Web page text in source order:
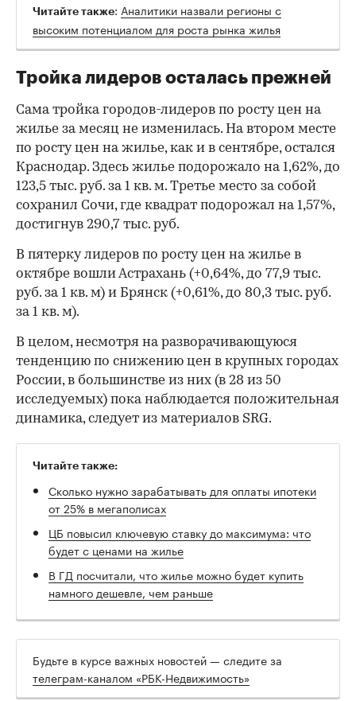
Читайте также: Аналитики назвали регионы с
высоким потенциалом для роста рынка жилья
Тройка лидеров осталась прежней
Сама тройка городов-лидеров по росту цен на
жилье за месяц не изменилась. На втором месте
по росту цен на жилье, как и в сентябре, остался
Краснодар. Здесь жилье подорожало на 1,62%, до
123,5 тыс. руб. за 1 кв. м. Третье место за собой
сохранил Сочи, где квадрат подорожал на 1,57%,
достигнув 290,7 тыс. руб.
В пятерку лидеров по росту цен на жилье в
октябре вошли Астрахань (+0,64%, до 77,9 тыс.
руб. за 1 кв. м) и Брянск (+0,61%, до 80,3 тыс. руб.
за 1 кв. м).
В целом, несмотря на разворачивающуюся
тенденцию по снижению цен в крупных городах
России, в большинстве из них (в 28 из 50
исследуемых) пока наблюдается положительная
динамика, следует из материалов SRG.
Читайте также:
Сколько нужно зарабатывать для оплаты ипотеки
от 25% в мегаполисах
ЦБ повысил ключевую ставку до максимума: что
будет с ценами на жилье
В ГД посчитали, что жилье можно будет купить
намного дешевле, чем раньше
Будьте в курсе важных новостей — следите за
телеграм-каналом «РБК-Недвижимость»